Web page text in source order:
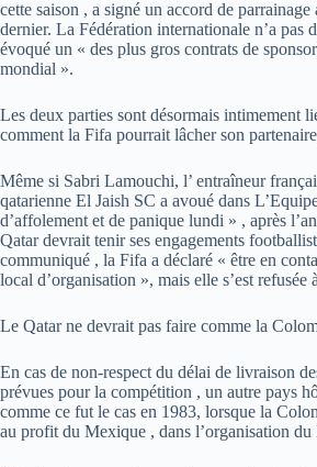
cette saison , a signé un accord de
dernier. La Fédération internationale n’a pas
évoqué un « des plus gros contrats de
mondial ».
Les deux parties sont désormais intimement
comment la Fifa pourrait lâcher son
Même si Sabri Lamouchi, l’ entraîneur
qatarienne El Jaish SC a avoué dans
d’affolement et de panique lundi » , après
Qatar devrait tenir ses engagements
communiqué , la Fifa a déclaré « être en
local d’organisation », mais elle s’est refusée
Le Qatar ne devrait pas faire comme la
En cas de non-respect du délai de livraison
prévues pour la compétition , un autre pays
comme ce fut le cas en 1983, lorsque la
au profit du Mexique , dans l’organisation